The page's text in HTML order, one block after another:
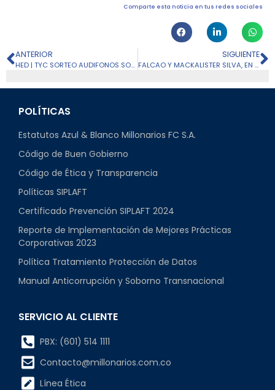
Comparte esta noticia en tus redes sociales
ANTERIOR
HED | TYC SORTEO AUDIFONOS SONY INZONE H5 + 2 ABONOS PARA RENOVADOS
SIGUIENTE
FALCAO Y MACKALISTER SILVA, EN EL ONCE IDEAL DE LA FECHA 19
POLÍTICAS
Estatutos Azul & Blanco Millonarios FC S.A.
Código de Buen Gobierno
Código de Ética y Transparencia
Políticas SIPLAFT
Certificado Prevención SIPLAFT 2024
Reporte de Implementación de Mejores Prácticas
Corporativas 2023
Política Tratamiento Protección de Datos
Manual Anticorrupción y Soborno Transnacional
SERVICIO AL CLIENTE
PBX: (601) 514 1111
Contacto@millonarios.com.co
Línea Ética